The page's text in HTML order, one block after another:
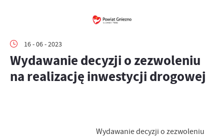
16 - 06 - 2023
Wydawanie decyzji o zezwoleniu
na realizację inwestycji drogowej
Wydawanie decyzji o zezwoleniu